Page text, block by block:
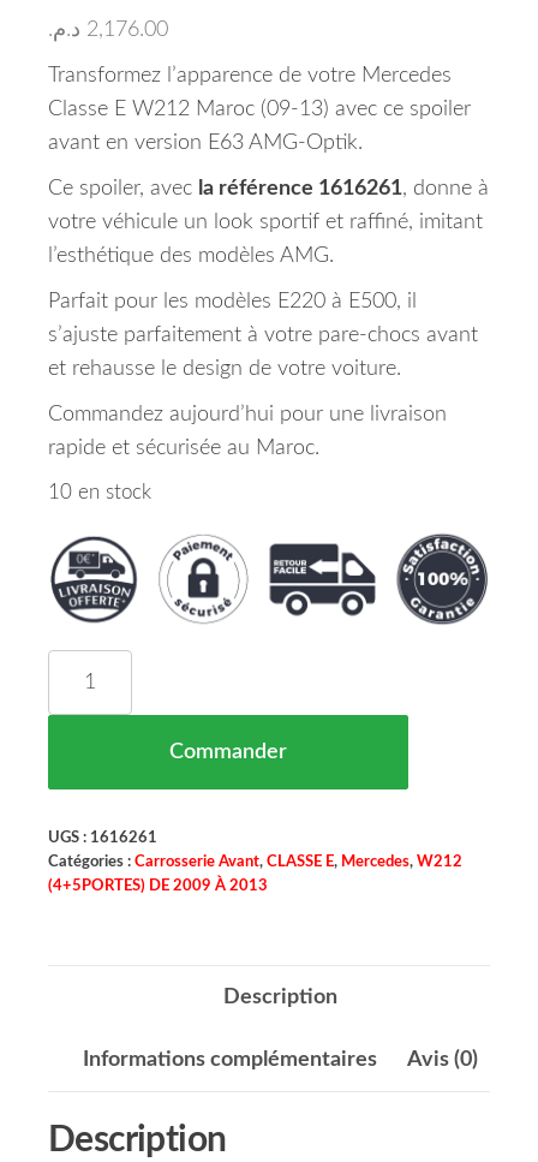
2,176.00 د.م.
Transformez l’apparence de votre Mercedes
Classe E W212 Maroc (09-13) avec ce spoiler
avant en version E63 AMG-Optik.
Ce spoiler, avec la référence 1616261, donne à
votre véhicule un look sportif et raffiné, imitant
l’esthétique des modèles AMG.
Parfait pour les modèles E220 à E500, il
s’ajuste parfaitement à votre pare-chocs avant
et rehausse le design de votre voiture.
Commandez aujourd’hui pour une livraison
rapide et sécurisée au Maroc.
10 en stock
Commander
UGS : 1616261
Catégories : Carrosserie Avant, CLASSE E, Mercedes, W212
(4+5PORTES) DE 2009 À 2013
Description
Informations complémentaires Avis (0)
Description